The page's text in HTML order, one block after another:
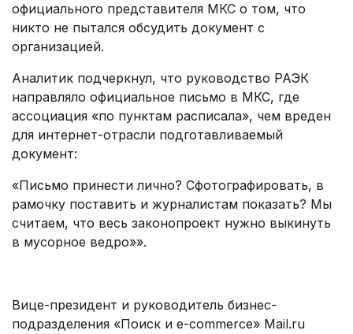
официального представителя МКС о том, что
никто не пытался обсудить документ с
организацией.
Аналитик подчеркнул, что руководство РАЭК
направляло официальное письмо в МКС, где
ассоциация «по пунктам расписала», чем вреден
для интернет-отрасли подготавливаемый
документ:
«Письмо принести лично? Сфотографировать, в
рамочку поставить и журналистам показать? Мы
считаем, что весь законопроект нужно выкинуть
в мусорное ведро»».
Вице-президент и руководитель бизнес-
подразделения «Поиск и e-commerce» Mail.ru